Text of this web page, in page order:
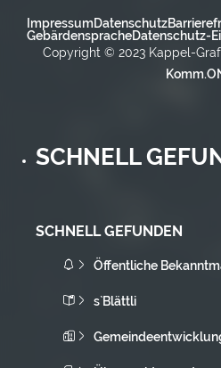
ImpressumDatenschutz
GebärdenspracheDatenschutz-
Copyright © 2023 Kappel-
SCHNELL
SCHNELL GEFUNDEN
Öffentliche
s`Blättli